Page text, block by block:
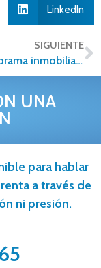
LinkedIn
SIGUIENTE
Breve panorama inmobiliario. Región Occidente de México
UNA
para hablar
a través de
ni presión.